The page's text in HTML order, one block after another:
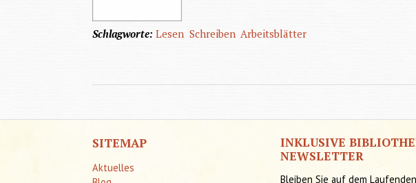
Schlagworte:Lesen Schreiben Arbeitsblätter
SITEMAP
Aktuelles
INKLUSIVE
NEWSLETTER
Bleiben Sie auf dem